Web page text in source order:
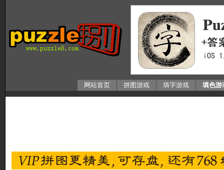
网站首页 拼图游戏 填字游戏 填色游